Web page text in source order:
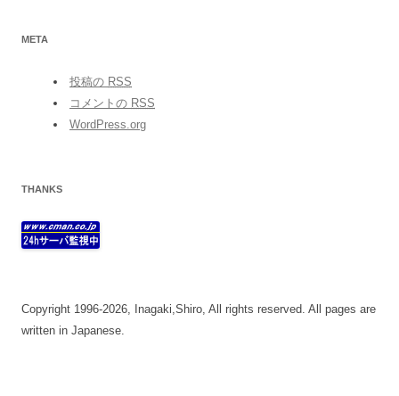
META
投稿の RSS
コメントの RSS
WordPress.org
THANKS
Copyright 1996-2026, Inagaki,Shiro, All rights reserved. All pages are
written in Japanese.